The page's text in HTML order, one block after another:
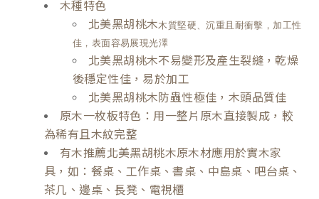
木種特色
北美黑胡桃木木質堅硬、沉重且耐衝擊，加工性
佳，表面容易展現光澤
北美黑胡桃木不易變形及產生裂縫，乾燥
後穩定性佳，易於加工
北美黑胡桃木防蟲性極佳，木頭品質佳
原木一枚板特色：用一整片原木直接製成，較
為稀有且木紋完整
有木推薦北美黑胡桃木原木材應用於實木家
具，如：餐桌、工作桌、書桌、中島桌、吧台桌、
茶几、邊桌、長凳、電視櫃